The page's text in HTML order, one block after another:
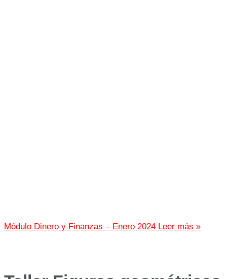
Módulo Dinero y Finanzas – Enero 2024 Leer más »